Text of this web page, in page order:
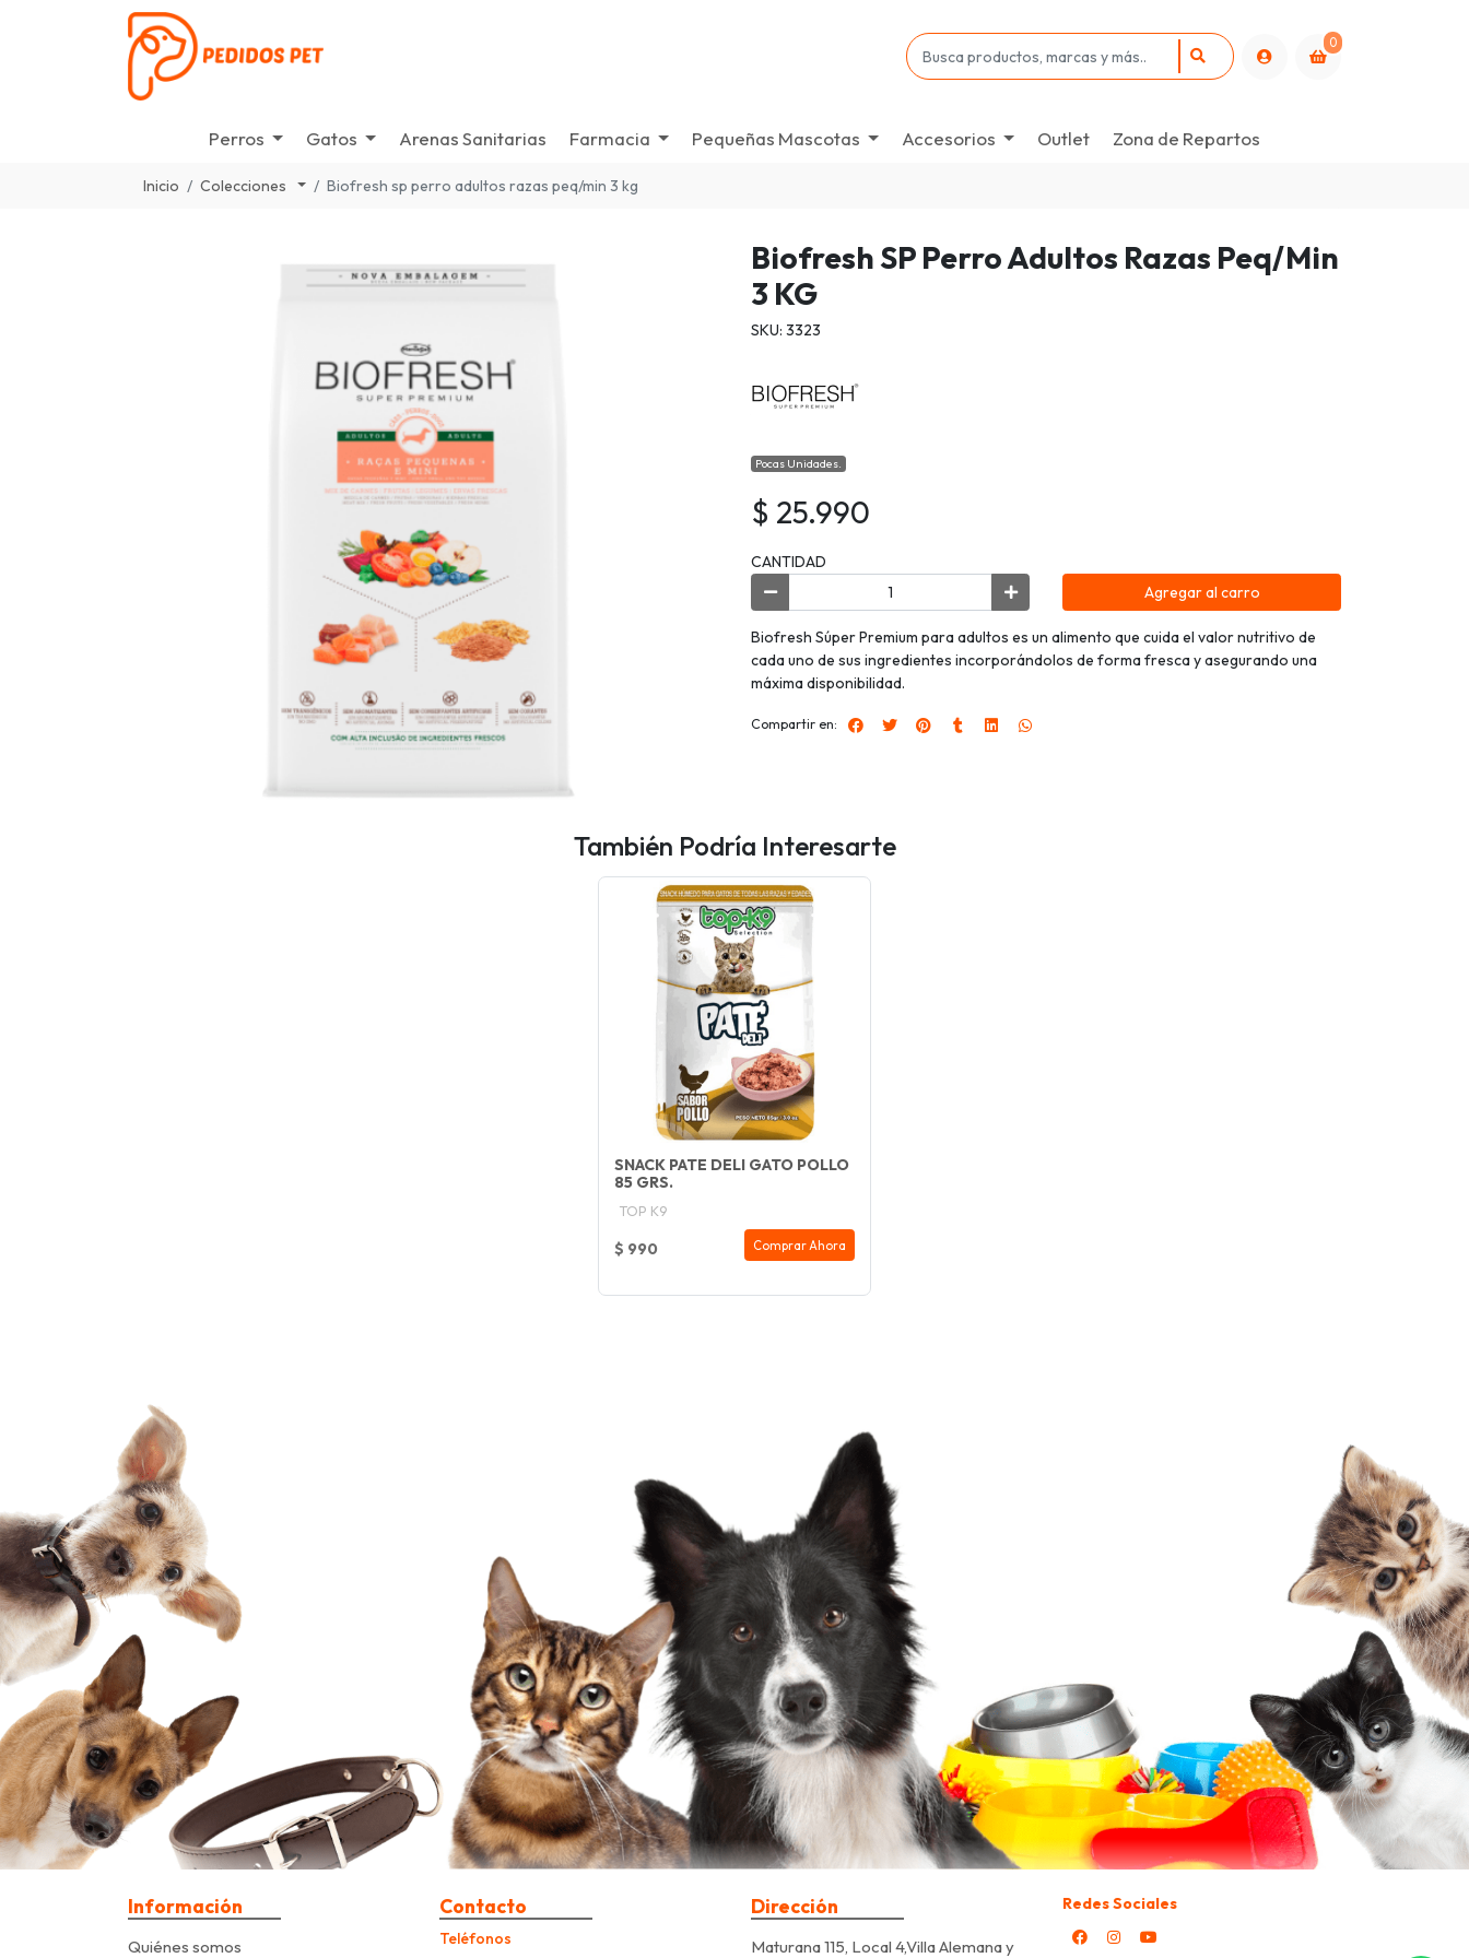
0
Perros Gatos Arenas Sanitarias Farmacia Pequeñas Mascotas Accesorios Outlet Zona de Repartos
Inicio Colecciones Biofresh sp perro adultos razas peq/min 3 kg
Biofresh SP Perro Adultos Razas Peq/Min
3 KG
SKU: 3323
Pocas Unidades.
$ 25.990
CANTIDAD
Agregar al carro
Biofresh Súper Premium para adultos es un alimento que cuida el valor nutritivo de
cada uno de sus ingredientes incorporándolos de forma fresca y asegurando una
máxima disponibilidad.
Compartir en:
También Podría Interesarte
SNACK PATE DELI GATO POLLO
85 GRS.
TOP K9
$ 990 Comprar Ahora
Información
Quiénes somos
Contacto
Teléfonos
Dirección
Maturana 115, Local 4,Villa Alemana y
Redes Sociales